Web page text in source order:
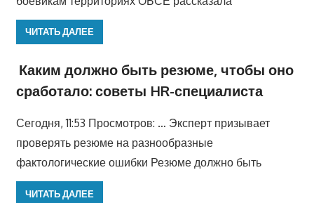
ЧИТАТЬ ДАЛЕЕ
Каким должно быть резюме, чтобы оно
сработало: советы HR-специалиста
Сегодня, 11:53 Просмотров: … Эксперт призывает
проверять резюме на разнообразные
фактологические ошибки Резюме должно быть
ЧИТАТЬ ДАЛЕЕ